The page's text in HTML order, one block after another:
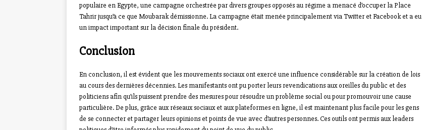
populaire en Egypte, une campagne orchestrée par divers groupes opposés au régime a menacé d’occuper la Place
Tahrir jusqu’à ce que Moubarak démissionne. La campagne était menée principalement via Twitter et Facebook et a eu
un impact important sur la décision finale du président.
Conclusion
En conclusion, il est évident que les mouvements sociaux ont exercé une influence considérable sur la création de lois
au cours des dernières décennies. Les manifestants ont pu porter leurs revendications aux oreilles du public et des
politiciens afin qu’ils puissent prendre des mesures pour résoudre un problème social ou pour promouvoir une cause
particulière. De plus, grâce aux réseaux sociaux et aux plateformes en ligne, il est maintenant plus facile pour les gens
de se connecter et partager leurs opinions et points de vue avec d’autres personnes. Ces outils ont permis aux leaders